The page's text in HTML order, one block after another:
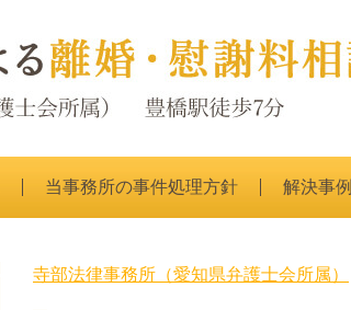
当事務所の事件処理方針 解決事例
寺部法律事務所（愛知県弁護士会所属）